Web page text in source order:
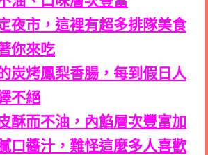
夜市，這裡有超多排隊美食
你來吃
炭烤鳳梨香腸，每到假日人
不絕
酥而不油，內餡層次豐富加
口醬汁，難怪這麼多人喜歡